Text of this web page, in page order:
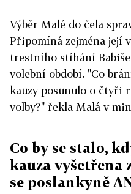
Výběr Malé do čela
Připomíná zejména její
trestního stíhání
volební období. "Co
kauzy posunulo o čtyři
volby?" řekla Malá v
Co by se stalo,
kauza vyšetřena
se poslankyně